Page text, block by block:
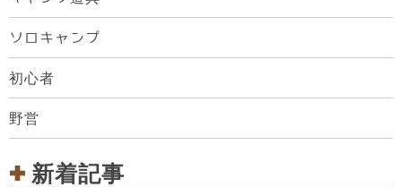
ソロキャンプ
初心者
野営
新着記事